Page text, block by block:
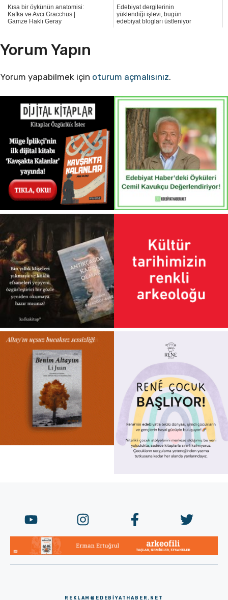
Kısa bir öykünün anatomisi:
Kafka ve Avcı Gracchus |
Gamze Haklı Geray
Edebiyat dergilerinin
yüklendiği işlevi, bugün
edebiyat blogları üstleniyor
Yorum Yapın
Yorum yapabilmek için oturum açmalısınız.
REKLAM@EDEBIYATHABER.NET